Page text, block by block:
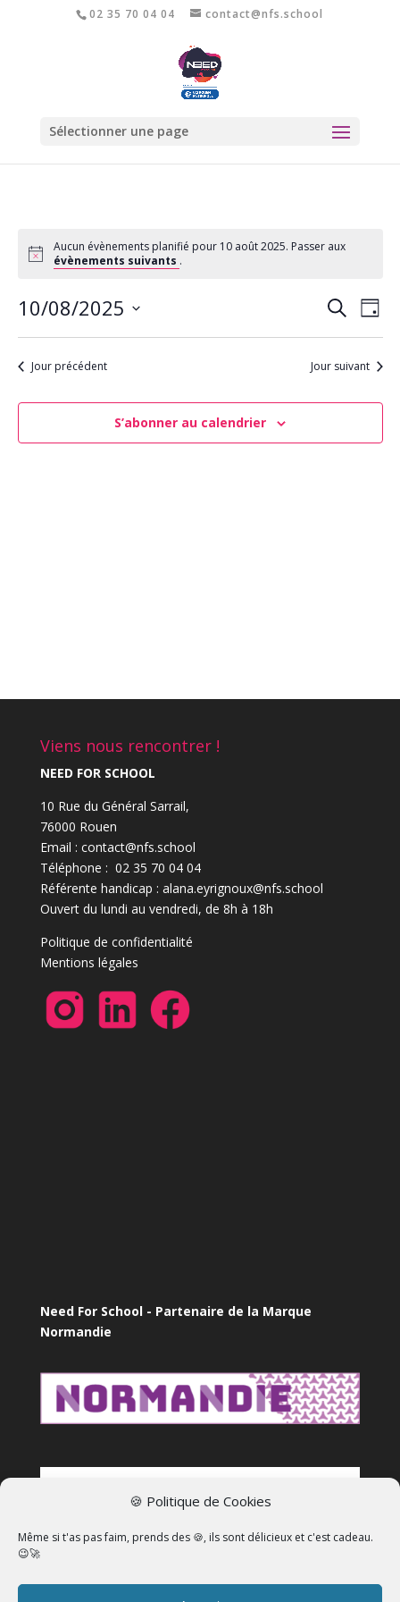
🍪 Politique de Cookies
Même si t'as pas faim, prends des 🍪, ils sont délicieux et c'est cadeau.
😉🚀
02 35 70 04 04 contact@nfs.school
Sélectionner une page
Aucun évènements planifié pour 10 août 2025. Passer aux
évènements suivants .
et
de
vues
Recherche
de
Jour
10/08/2025
date.Jour précédent Jour suivant
S’abonner au calendrier
Viens nous rencontrer !
NEED FOR SCHOOL
10 Rue du Général Sarrail,
76000 Rouen
Email : contact@nfs.school
Téléphone : 02 35 70 04 04
Référente handicap : alana.eyrignoux@nfs.school
Ouvert du lundi au vendredi, de 8h à 18h
Politique de confidentialité
Mentions légales
Need For School - Partenaire de la Marque
Normandie